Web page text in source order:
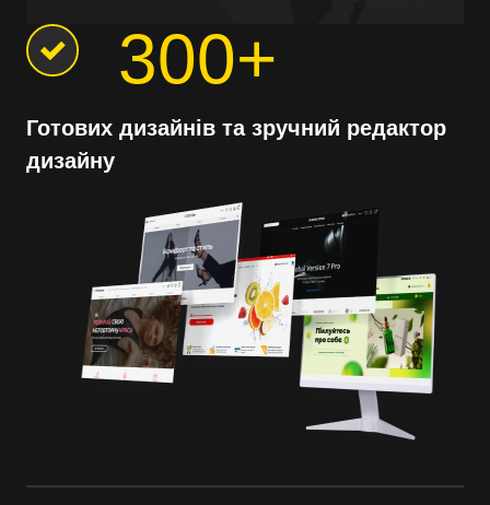
300+
Готових дизайнів та зручний редактор
дизайну